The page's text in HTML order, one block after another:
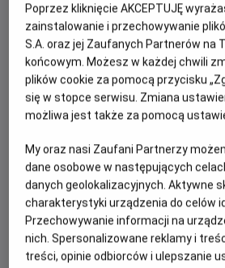
OBSADA
André Rieu , Orkiestra Johanna
ABY ZOBACZYĆ GODZINY SEANSÓW
OPIS WYDARZENIA
Co roku latem na rynku urokliwego
skrzypek i dyrygent André Rieu
koncert dla ponad stu tysięcy
tę okazję z wielu krajów.
show ogląda jesienią rokrocznie
zgromadzona w kinach całego
Poprzez kliknięcie AKCEPTUJĘ
zainstalowanie i przechowywanie
S.A. oraz jej Zaufanych Partnerów na
końcowym. Możesz w każdej chwili
plików cookie za pomocą przycisku
się w stopce serwisu. Zmiana
możliwa jest także za pomocą
My oraz nasi Zaufani Partnerzy
dane osobowe w następujących
danych geolokalizacyjnych. Aktywne
charakterystyki urządzenia do celów
Przechowywanie informacji na
nich. Spersonalizowane reklamy i
treści, opinie odbiorców i ulepszanie